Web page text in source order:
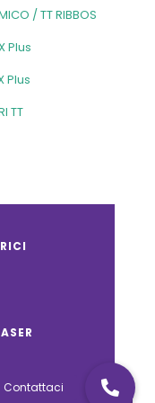
/ TT RIBBOS
Plus
Plus
TT